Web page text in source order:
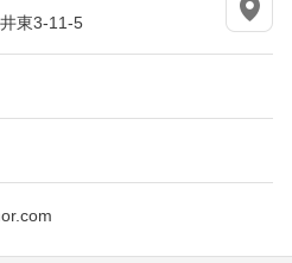
東3-11-5